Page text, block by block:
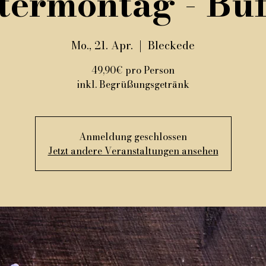
Mo., 21. Apr.
  |
Bleckede
49,90€ pro Person
inkl. Begrüßungsgetränk
Anmeldung geschlossen
Jetzt andere Veranstaltungen ansehen